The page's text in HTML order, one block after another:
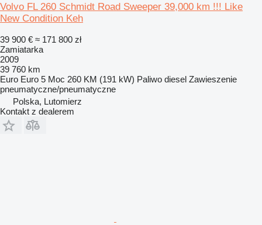
Volvo FL 260 Schmidt Road Sweeper 39,000 km !!! Like
New Condition Keh
39 900 € ≈ 171 800 zł
Zamiatarka
2009
39 760 km
Euro Euro 5 Moc 260 KM (191 kW) Paliwo diesel Zawieszenie
pneumatyczne/pneumatyczne
Polska, Lutomierz
Kontakt z dealerem